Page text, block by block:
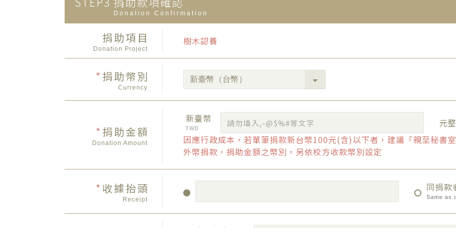
Donation Confirmation
捐助項目
Donation Project
樹木認養
* 捐助幣別
Currency
* 捐助金額
Donation Amount
新臺幣
TWD
元整
因應行政成本，若單筆捐款新台幣100元(含)以下者，建議「親至秘書室
外幣捐款，捐助金額之幣別，另依校方收款幣別設定
* 收據抬頭
Receipt
同捐款
Same as